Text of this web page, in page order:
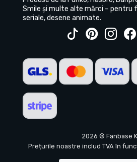
Smile și multe alte mărci – pentru
seriale, desene animate.
2026 © Fanbase
Prețurile noastre includ TVA în